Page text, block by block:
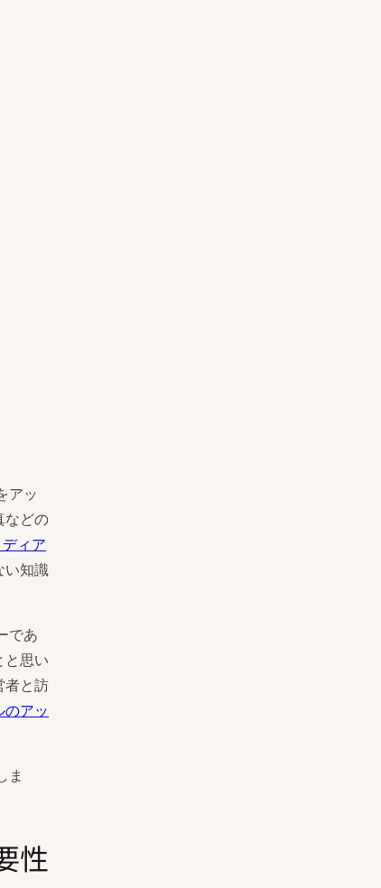
アッ
などの
ィア
い知識
であ
と思い
者と訪
のアッ
ま
性